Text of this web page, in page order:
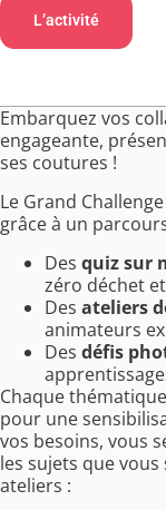
L’activité
Embarquez vos
engageante,
ses coutures !
Le Grand
grâce à un
Des quiz sur
zéro déchet
Des ateliers
animateurs
Des défis
Chaque
pour une
vos besoins, vous
les sujets que
ateliers :